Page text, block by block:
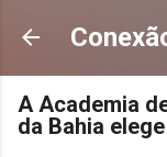
A Academia
da Bahia